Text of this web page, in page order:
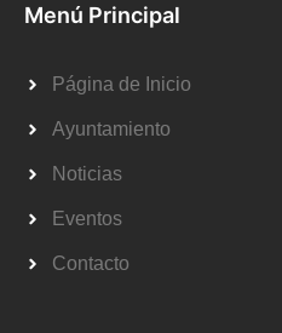
Menú Principal
Página de Inicio
Ayuntamiento
Noticias
Eventos
Contacto